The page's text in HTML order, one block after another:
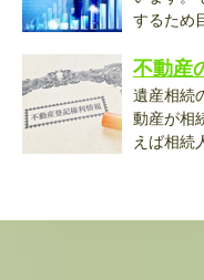
するため
不動産
遺産相続
動産が相
えば相続